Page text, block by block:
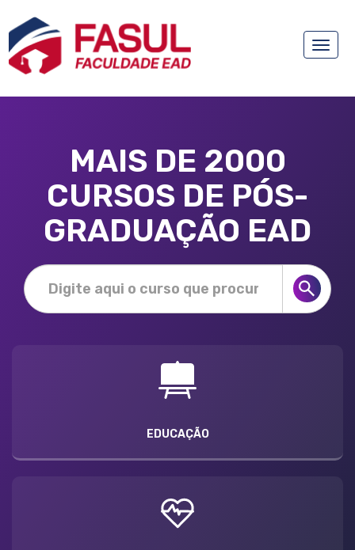
Toggle
MAIS DE 2000
CURSOS DE PÓS-
GRADUAÇÃO EAD
EDUCAÇÃO